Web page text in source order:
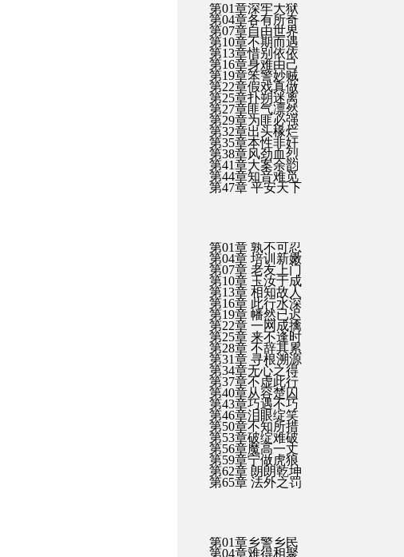
第01章深牢大狱
第04章各有所奇
第07章自由世界
第10章不期而遇
第13章惜别依依
第16章身难由己
第19章笨警妙贼
第22章假戏真做
第25章扑朔迷离
第27章匪气凛然
第29章为匪必强
第32章出头椽烂
第35章本性非奸
第38章风劲血烈
第41章大案余韵
第44章知音难觅
第47章 平安天下
第01章 孰不可忍
第04章 培训新嫩
第07章 老友上门
第10章 玉汝于成
第13章 相知故人
第16章 此行水深
第19章 幡然已迟
第22章 一网成擒
第25章 来不逢时
第28章 不辞其累
第31章 寻根溯源
第34章无心之得
第37章不虚此行
第40章从容楚囚
第43章巧遇不巧
第46章泪眼绽笑
第50章不知所措
第53章破绽难破
第56章魔高一丈
第59章宁做虎狼
第62章 朗朗乾坤
第65章 法外之罚
第01章乡警乡民
第04章难得相聚